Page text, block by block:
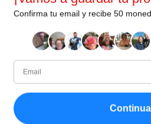
Maria Luisa Lezana
Francisco Bustos Hace
Información más
Oscar Herrero
Esta es una pregunta
Confirma tu email y recibe 50